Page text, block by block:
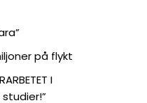
på flykt
I
studier!”